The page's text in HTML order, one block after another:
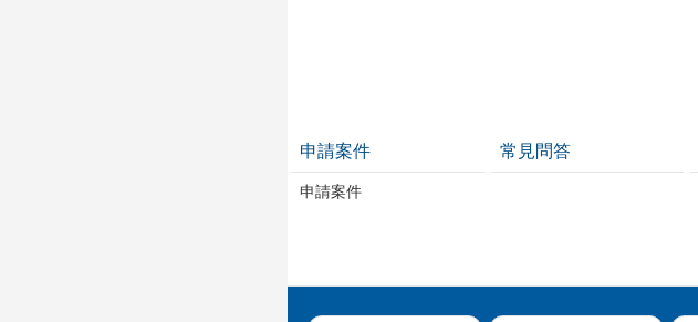
申請案件
申請案件
常見問答